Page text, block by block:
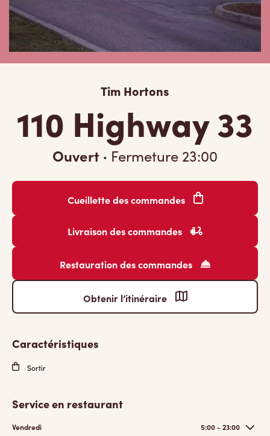
Tim Hortons
110 Highway 33
Ouvert · Fermeture 23:00
Cueillette des commandes
Livraison des commandes
Restauration des commandes
Obtenir l’itinéraire
Caractéristiques
Sortir
Service en restaurant
Vendredi 5:00 - 23:00